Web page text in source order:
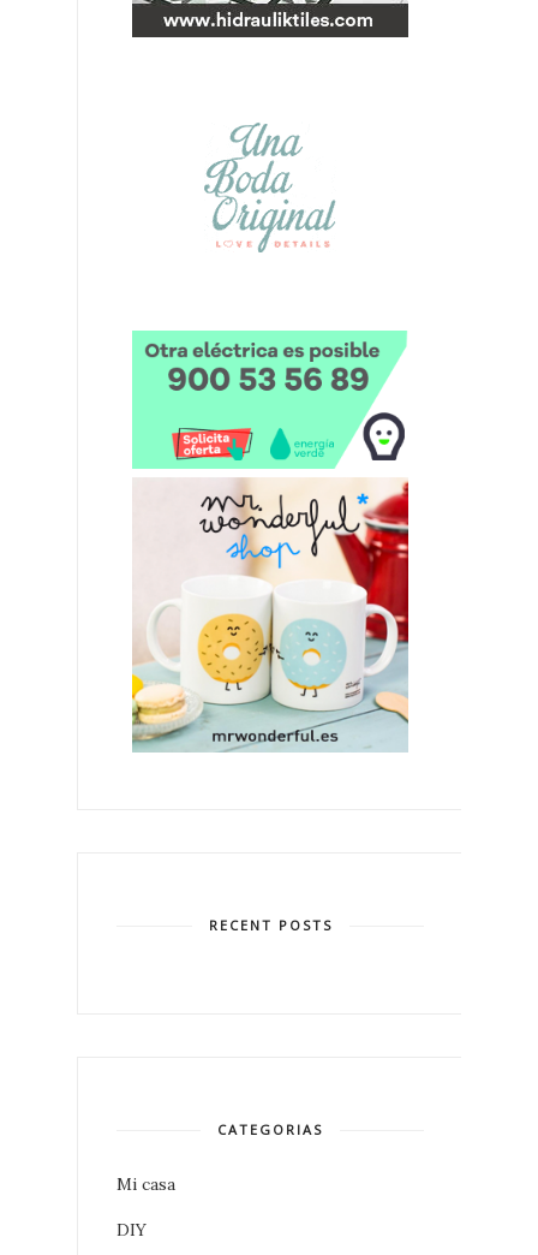
RECENT POSTS
CATEGORIAS
Mi casa
DIY